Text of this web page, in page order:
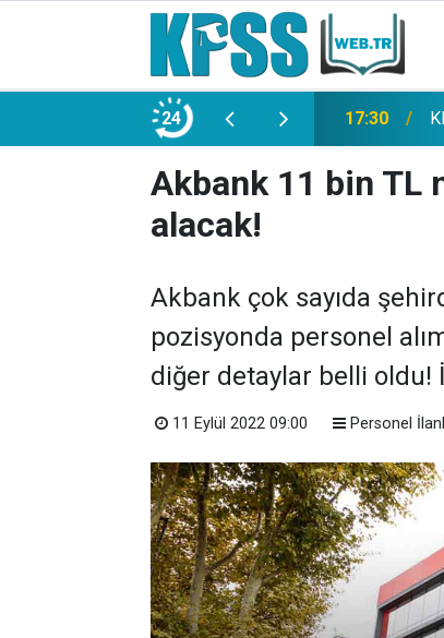
24
Memur Alımı Başlıyor! 21:20
Akbank 11 bin TL
alacak!
Akbank çok sayıda
pozisyonda personel
diğer detaylar belli oldu!
11 Eylül 2022 09:00 Personel